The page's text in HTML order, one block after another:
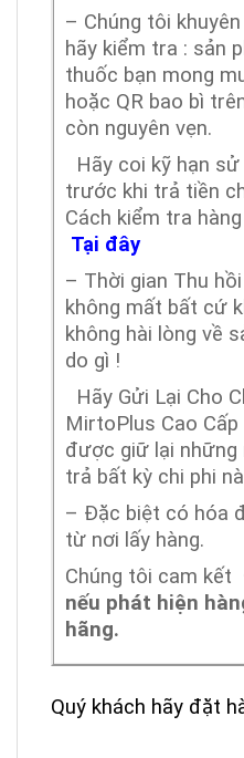
– Chúng tôi
hãy kiểm tra : sản
thuốc bạn mong
hoặc QR bao bì
còn nguyên vẹn.
Hãy coi kỹ hạn
trước khi trả tiền
Cách kiểm tra
Tại đây
– Thời gian Thu
không mất bất cứ
không hài lòng về
do gì !
Hãy Gửi Lại Cho
MirtoPlus Cao
được giữ lại những
trả bất kỳ chi phi
– Đặc biệt có hóa
từ nơi lấy hàng.
Chúng tôi cam kết
nếu phát hiện
hãng.
Quý khách hãy đặt